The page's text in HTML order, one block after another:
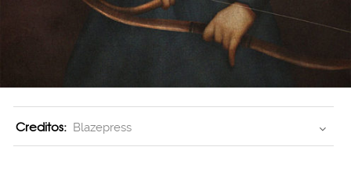
Creditos: Blazepress